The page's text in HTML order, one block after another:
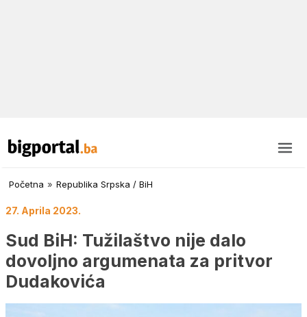
Početna » Republika Srpska / BiH
27. Aprila 2023.
Sud BiH: Tužilaštvo nije dalo
dovoljno argumenata za pritvor
Dudakovića